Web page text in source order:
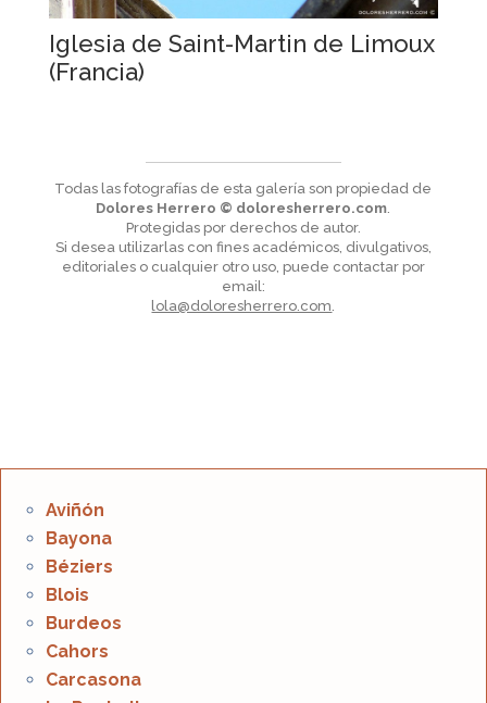
Iglesia de Saint-Martin de Limoux
(Francia)
Todas las fotografías de esta galería son propiedad de
Dolores Herrero © doloresherrero.com
Protegidas por derechos de autor.
Si desea utilizarlas con fines académicos, divulgativos,
editoriales o cualquier otro uso, puede contactar por
email:
lola@doloresherrero.com
Aviñón
Bayona
Béziers
Blois
Burdeos
Cahors
Carcasona